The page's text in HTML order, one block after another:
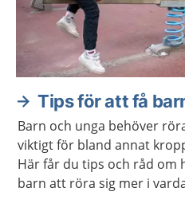
Tips för att få
Barn och unga behöver
viktigt för bland annat
Här får du tips och råd om
barn att röra sig mer i